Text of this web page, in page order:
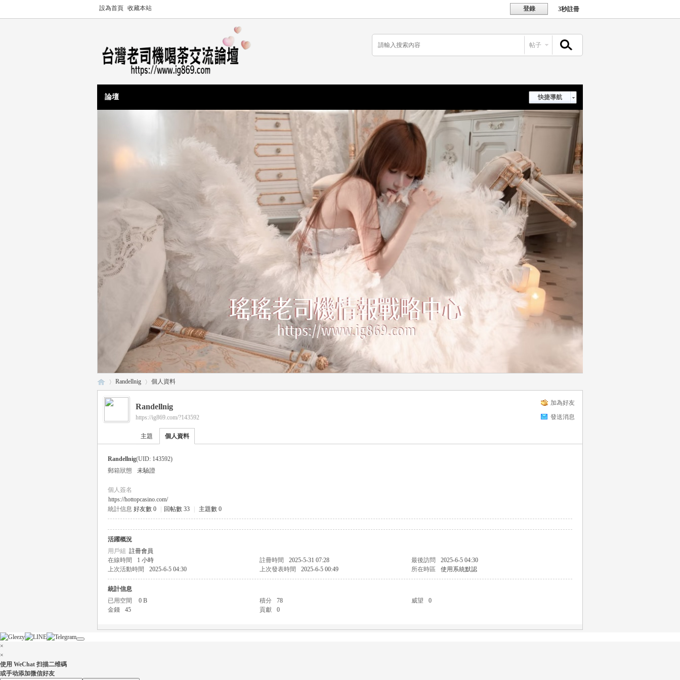
設為首頁 收藏本站 登錄 3秒註冊
帖子
快捷導航
論壇
›
Randellnig 個人資料
加為好友
發送消息
Randellnig
https://ig869.com/?143592
主題 個人資料
Randellnig(UID: 143592)
郵箱狀態
未驗證
個人簽名
https://hottopcasino.com/
統計信息 好友數 0 回帖數 33 主題數 0
活躍概況
用戶組 註冊會員
在線時間
1 小時 註冊時間 2025-5-31 07:28 最後訪問
2025-6-5 04:30
上次活動時間
2025-6-5 04:30 上次發表時間 2025-6-5 00:49 所在時區 使用系統默認
統計信息
已用空間
0 B 積分 78 威望
0
金錢
45 貢獻 0
×
×
使用 WeChat 扫描二维碼
或手动添加微信好友